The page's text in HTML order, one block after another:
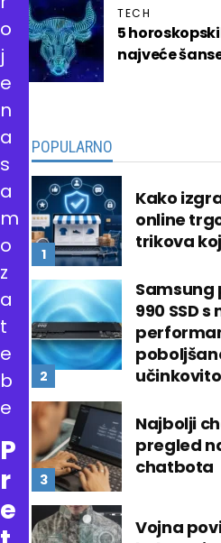
TECH
5
najveće
POPULARNO
Kako
online
trikova
990 SSD
Najbolji
pregled
chatbota
Vojna
o
j
e
n
a
s
a
m
o
z
a
t
e
b
e
P
r
e